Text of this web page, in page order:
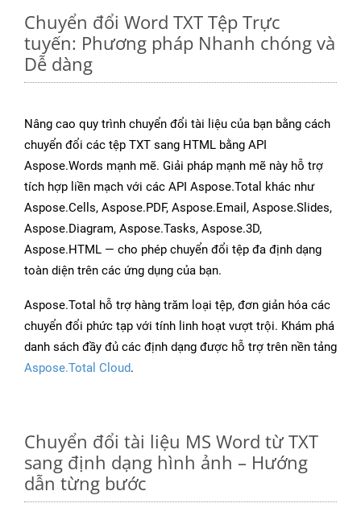
Chuyển đổi Word TXT Tệp Trực
tuyến: Phương pháp Nhanh chóng và
Dễ dàng
Nâng cao quy trình chuyển đổi tài liệu của bạn bằng cách
chuyển đổi các tệp TXT sang HTML bằng API
Aspose.Words mạnh mẽ. Giải pháp mạnh mẽ này hỗ trợ
tích hợp liền mạch với các API Aspose.Total khác như
Aspose.Cells, Aspose.PDF, Aspose.Email, Aspose.Slides,
Aspose.Diagram, Aspose.Tasks, Aspose.3D,
Aspose.HTML — cho phép chuyển đổi tệp đa định dạng
toàn diện trên các ứng dụng của bạn.
Aspose.Total hỗ trợ hàng trăm loại tệp, đơn giản hóa các
chuyển đổi phức tạp với tính linh hoạt vượt trội. Khám phá
danh sách đầy đủ các định dạng được hỗ trợ trên nền tảng
Aspose.Total Cloud.
Chuyển đổi tài liệu MS Word từ TXT
sang định dạng hình ảnh – Hướng
dẫn từng bước